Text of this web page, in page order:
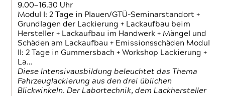
9.00—16.30 Uhr
Modul I: 2 Tage in Plauen/GTÜ-Seminarstandort +
Grundlagen der Lackierung + Lackaufbau beim
Hersteller + Lackaufbau im Handwerk + Mängel und
Schäden am Lackaufbau + Emissionsschäden Modul
II: 2 Tage in Gummersbach + Workshop Lackierung +
La…
Diese Intensivausbildung beleuchtet das Thema
Fahrzeuglackierung aus den drei üblichen
Blickwinkeln. Der Labortechnik, dem Lackhersteller